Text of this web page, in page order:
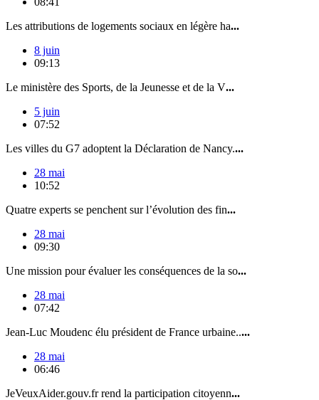
Les attributions de logements sociaux en légère ha...
8 juin
09:13
Le ministère des Sports, de la Jeunesse et de la V...
5 juin
07:52
Les villes du G7 adoptent la Déclaration de Nancy....
28 mai
10:52
Quatre experts se penchent sur l’évolution des fin...
28 mai
09:30
Une mission pour évaluer les conséquences de la so...
28 mai
07:42
Jean-Luc Moudenc élu président de France urbaine.....
28 mai
06:46
JeVeuxAider.gouv.fr rend la participation citoyenn...